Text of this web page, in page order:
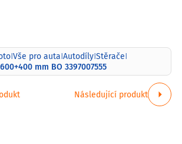
|Vše pro auta|Autodíly|Stěrače|
mm BO 3397007555
Následující produkt